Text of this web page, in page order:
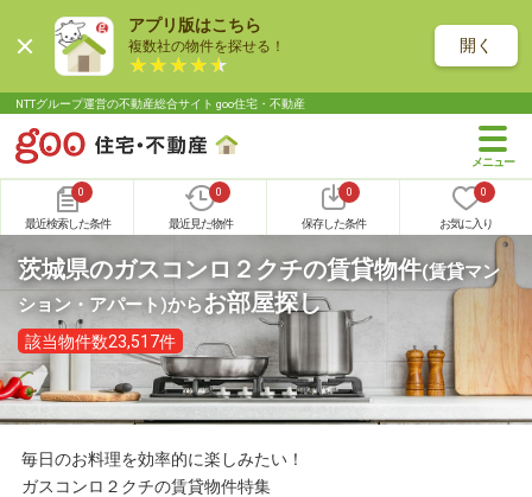
アプリ版はこちら
複数社の物件を探せる！ 開く
NTTグループ運営の不動産総合サイト goo住宅・不動産
0
最近検索した条件
0
最近見た物件
0
保存した条件
0
お気に入り
茨城県のガスコンロ２クチの賃貸物件(賃貸マン
ション・アパート)からお部屋探し
該当物件数23,517件
毎日のお料理を効率的に楽しみたい！
ガスコンロ２クチの賃貸物件特集